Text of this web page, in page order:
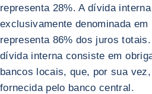
representa 28%. A dívida
exclusivamente denominada
representa 86% dos juros
dívida interna consiste em
bancos locais, que, por sua
fornecida pelo banco central.